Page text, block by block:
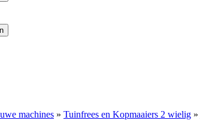
machines » Tuinfrees en Kopmaaiers 2 wielig »